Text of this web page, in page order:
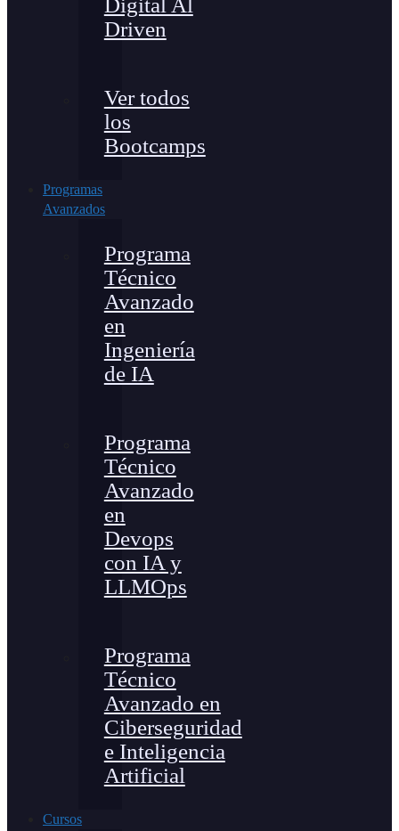
Digital Al
Driven
Ver todos
los
Bootcamps
Programas
Avanzados
Programa
Técnico
Avanzado
en
Ingeniería
de IA
Programa
Técnico
Avanzado
en
Devops
con IA y
LLMOps
Programa
Técnico
Avanzado en
Ciberseguridad
e Inteligencia
Artificial
Cursos